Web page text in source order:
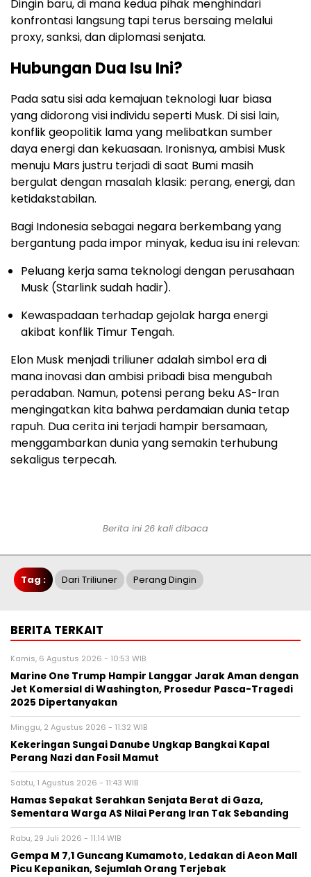
Dingin baru, di mana kedua pihak menghindari
konfrontasi langsung tapi terus bersaing melalui
proxy, sanksi, dan diplomasi senjata.
Hubungan Dua Isu Ini?
Pada satu sisi ada kemajuan teknologi luar biasa
yang didorong visi individu seperti Musk. Di sisi lain,
konflik geopolitik lama yang melibatkan sumber
daya energi dan kekuasaan. Ironisnya, ambisi Musk
menuju Mars justru terjadi di saat Bumi masih
bergulat dengan masalah klasik: perang, energi, dan
ketidakstabilan.
Bagi Indonesia sebagai negara berkembang yang
bergantung pada impor minyak, kedua isu ini relevan:
Peluang kerja sama teknologi dengan perusahaan
Musk (Starlink sudah hadir).
Kewaspadaan terhadap gejolak harga energi
akibat konflik Timur Tengah.
Elon Musk menjadi triliuner adalah simbol era di
mana inovasi dan ambisi pribadi bisa mengubah
peradaban. Namun, potensi perang beku AS-Iran
mengingatkan kita bahwa perdamaian dunia tetap
rapuh. Dua cerita ini terjadi hampir bersamaan,
menggambarkan dunia yang semakin terhubung
sekaligus terpecah.
Berita ini 26 kali dibaca
Tag : Dari Triliuner Perang Dingin
BERITA TERKAIT
Kamis, 6 Agustus 2026 - 10:53 WIB
Marine One Trump Hampir Langgar Jarak Aman dengan
Jet Komersial di Washington, Prosedur Pasca-Tragedi
2025 Dipertanyakan
Minggu, 2 Agustus 2026 - 11:32 WIB
Kekeringan Sungai Danube Ungkap Bangkai Kapal
Perang Nazi dan Fosil Mamut
Sabtu, 1 Agustus 2026 - 11:43 WIB
Hamas Sepakat Serahkan Senjata Berat di Gaza,
Sementara Warga AS Nilai Perang Iran Tak Sebanding
Rabu, 29 Juli 2026 - 11:14 WIB
Gempa M 7,1 Guncang Kumamoto, Ledakan di Aeon Mall
Picu Kepanikan, Sejumlah Orang Terjebak